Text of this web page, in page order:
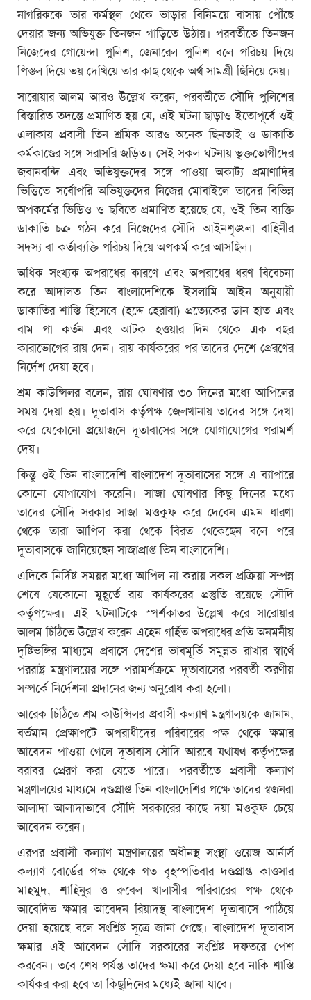
নাগরিককে তার কর্মস্থল থেকে ভাড়ার বিনিময়ে বাসায় পৌঁছে
দেয়ার জন্য অভিযুক্ত তিনজন গাড়িতে উঠায়। পরবর্তীতে তিনজন
নিজেদের গোয়েন্দা পুলিশ, জেনারেল পুলিশ বলে পরিচয় দিয়ে
পিস্তল দিয়ে ভয় দেখিয়ে তার কাছ থেকে অর্থ সামগ্রী ছিনিয়ে নেয়।
সারোয়ার আলম আরও উল্লেখ করেন, পরবর্তীতে সৌদি পুলিশের
বিস্তারিত তদন্তে প্রমাণিত হয় যে, এই ঘটনা ছাড়াও ইতোপূর্বে ওই
এলাকায় প্রবাসী তিন শ্রমিক আরও অনেক ছিনতাই ও ডাকাতি
কর্মকাণ্ডের সঙ্গে সরাসরি জড়িত। সেই সকল ঘটনায় ভুক্তভোগীদের
জবানবন্দি এবং অভিযুক্তদের সঙ্গে পাওয়া অকাট্য প্রমাণাদির
ভিত্তিতে সর্বোপরি অভিযুক্তদের নিজের মোবাইলে তাদের বিভিন্ন
অপকর্মের ভিডিও ও ছবিতে প্রমাণিত হয়েছে যে, ওই তিন ব্যক্তি
ডাকাতি চক্র গঠন করে নিজেদের সৌদি আইনশৃঙ্খলা বাহিনীর
সদস্য বা কর্তাব্যক্তি পরিচয় দিয়ে অপকর্ম করে আসছিল।
অধিক সংখ্যক অপরাধের কারণে এবং অপরাধের ধরণ বিবেচনা
করে আদালত তিন বাংলাদেশিকে ইসলামি আইন অনুযায়ী
ডাকাতির শাস্তি হিসেবে (হদ্দে হেরাবা) প্রত্যেকের ডান হাত এবং
বাম পা কর্তন এবং আটক হওয়ার দিন থেকে এক বছর
কারাভোগের রায় দেন। রায় কার্যকরের পর তাদের দেশে প্রেরণের
নির্দেশ দেয়া হবে।
শ্রম কাউন্সিলর বলেন, রায় ঘোষণার ৩০ দিনের মধ্যে আপিলের
সময় দেয়া হয়। দূতাবাস কর্তৃপক্ষ জেলখানায় তাদের সঙ্গে দেখা
করে যেকোনো প্রয়োজনে দূতাবাসের সঙ্গে যোগাযোগের পরামর্শ
দেয়।
কিন্তু ওই তিন বাংলাদেশি বাংলাদেশ দূতাবাসের সঙ্গে এ ব্যাপারে
কোনো যোগাযোগ করেনি। সাজা ঘোষণার কিছু দিনের মধ্যে
তাদের সৌদি সরকার সাজা মওকুফ করে দেবেন এমন ধারণা
থেকে তারা আপিল করা থেকে বিরত থেকেছেন বলে পরে
দূতাবাসকে জানিয়েছেন সাজাপ্রাপ্ত তিন বাংলাদেশি।
এদিকে নির্দিষ্ট সময়র মধ্যে আপিল না করায় সকল প্রক্রিয়া সম্পন্ন
শেষে যেকোনো মুহূর্তে রায় কার্যকরের প্রস্তুতি রয়েছে সৌদি
কর্তৃপক্ষের। এই ঘটনাটিকে স্পর্শকাতর উল্লেখ করে সারোয়ার
আলম চিঠিতে উল্লেখ করেন এহেন গর্হিত অপরাধের প্রতি অনমনীয়
দৃষ্টিভঙ্গির মাধ্যমে প্রবাসে দেশের ভাবমূর্তি সমুন্নত রাখার স্বার্থে
পররাষ্ট্র মন্ত্রণালয়ের সঙ্গে পরামর্শক্রমে দূতাবাসের পরবর্তী করণীয়
সম্পর্কে নির্দেশনা প্রদানের জন্য অনুরোধ করা হলো।
আরেক চিঠিতে শ্রম কাউন্সিলর প্রবাসী কল্যাণ মন্ত্রণালয়কে জানান,
বর্তমান প্রেক্ষাপটে অপরাধীদের পরিবারের পক্ষ থেকে ক্ষমার
আবেদন পাওয়া গেলে দূতাবাস সৌদি আরবে যথাযথ কর্তৃপক্ষের
বরাবর প্রেরণ করা যেতে পারে। পরবর্তীতে প্রবাসী কল্যাণ
মন্ত্রণালয়ের মাধ্যমে দণ্ডপ্রাপ্ত তিন বাংলাদেশির পক্ষে তাদের স্বজনরা
আলাদা আলাদাভাবে সৌদি সরকারের কাছে দয়া মওকুফ চেয়ে
আবেদন করেন।
এরপর প্রবাসী কল্যাণ মন্ত্রণালয়ের অধীনস্থ সংস্থা ওয়েজ আর্নার্স
কল্যাণ বোর্ডের পক্ষ থেকে গত বৃহস্পতিবার দণ্ডপ্রাপ্ত কাওসার
মাহমুদ, শাহিনুর ও রুবেল খালাসীর পরিবারের পক্ষ থেকে
আবেদিত ক্ষমার আবেদন রিয়াদস্থ বাংলাদেশ দূতাবাসে পাঠিয়ে
দেয়া হয়েছে বলে সংশ্লিষ্ট সূত্রে জানা গেছে। বাংলাদেশ দূতাবাস
ক্ষমার এই আবেদন সৌদি সরকারের সংশ্লিষ্ট দফতরে পেশ
করবেন। তবে শেষ পর্যন্ত তাদের ক্ষমা করে দেয়া হবে নাকি শাস্তি
কার্যকর করা হবে তা কিছুদিনের মধ্যেই জানা যাবে।